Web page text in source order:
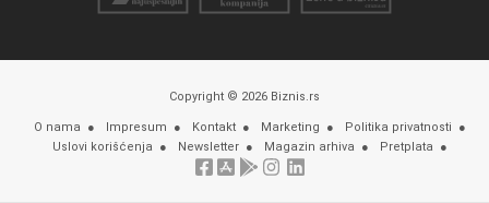
Copyright © 2026 Biznis.rs
O nama Impresum Kontakt Marketing
Politika privatnosti
Uslovi korišćenja
Newsletter Magazin arhiva Pretplata